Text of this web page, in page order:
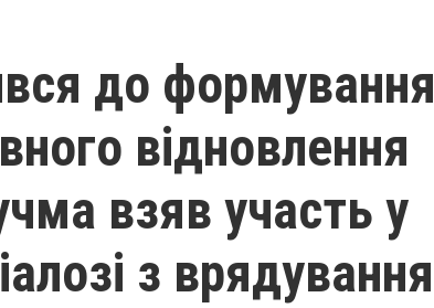
до формування
відновлення
взяв участь у
з врядування